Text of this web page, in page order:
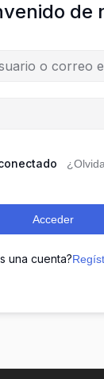
de
Acceder
una cuenta?